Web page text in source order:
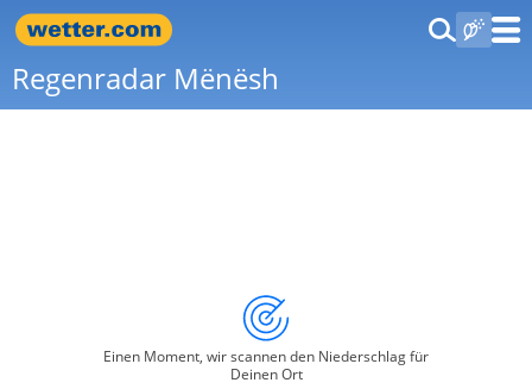
Regenradar Mënësh
Einen Moment, wir scannen den Niederschlag für
Deinen Ort